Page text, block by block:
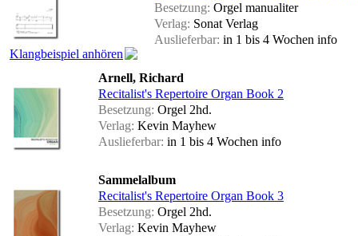
Klangbeispiel anhören
Besetzung: Orgel manualiter
Verlag: Sonat Verlag
Auslieferbar: in 1 bis 4 Wochen info
Arnell, Richard
Recitalist's Repertoire Organ Book 2
Besetzung: Orgel 2hd.
Verlag: Kevin Mayhew
Auslieferbar: in 1 bis 4 Wochen info
Sammelalbum
Recitalist's Repertoire Organ Book 3
Besetzung: Orgel 2hd.
Verlag: Kevin Mayhew